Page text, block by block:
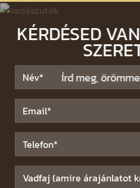
KÉRDÉSED
Írd meg,